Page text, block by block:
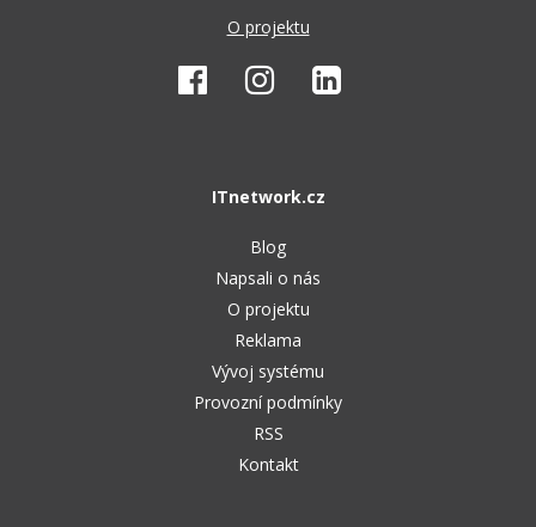
O projektu
ITnetwork.cz
Blog
Napsali o nás
O projektu
Reklama
Vývoj systému
Provozní podmínky
RSS
Kontakt